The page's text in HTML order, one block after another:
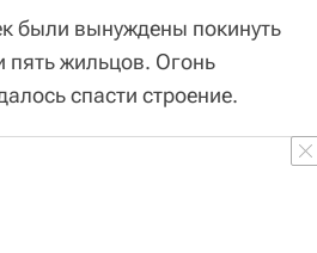
были вынуждены покинуть
жильцов. Огонь
спасти строение.